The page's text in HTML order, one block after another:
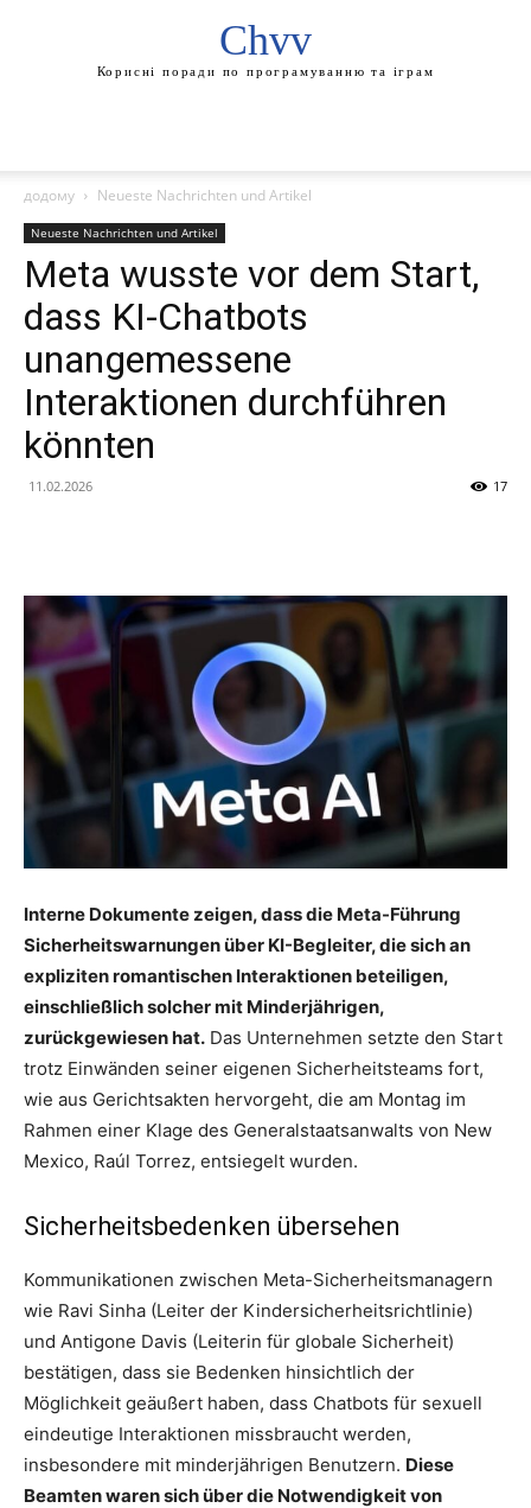
Chvv
Корисні поради по програмуванню та іграм
додому Neueste Nachrichten und Artikel
Neueste Nachrichten und Artikel
Meta wusste vor dem Start,
dass KI-Chatbots
unangemessene
Interaktionen durchführen
könnten
11.02.2026 17
Interne Dokumente zeigen, dass die Meta-Führung
Sicherheitswarnungen über KI-Begleiter, die sich an
expliziten romantischen Interaktionen beteiligen,
einschließlich solcher mit Minderjährigen,
zurückgewiesen hat. Das Unternehmen setzte den Start
trotz Einwänden seiner eigenen Sicherheitsteams fort,
wie aus Gerichtsakten hervorgeht, die am Montag im
Rahmen einer Klage des Generalstaatsanwalts von New
Mexico, Raúl Torrez, entsiegelt wurden.
Sicherheitsbedenken übersehen
Kommunikationen zwischen Meta-Sicherheitsmanagern
wie Ravi Sinha (Leiter der Kindersicherheitsrichtlinie)
und Antigone Davis (Leiterin für globale Sicherheit)
bestätigen, dass sie Bedenken hinsichtlich der
Möglichkeit geäußert haben, dass Chatbots für sexuell
eindeutige Interaktionen missbraucht werden,
insbesondere mit minderjährigen Benutzern. Diese
Beamten waren sich über die Notwendigkeit von